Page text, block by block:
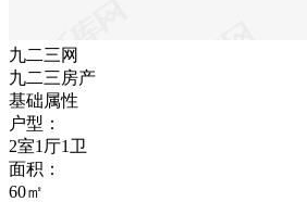
九二三网
九二三房产
基础属性
户型：
2室1厅1卫
面积：
60㎡